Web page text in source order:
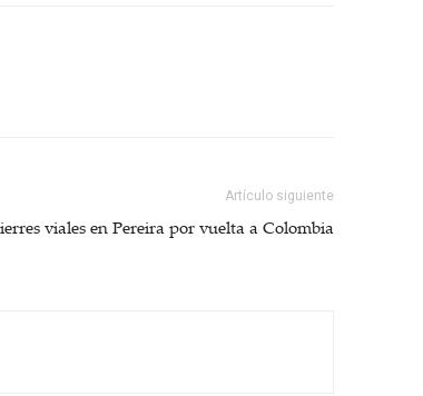
Artículo siguiente
viales en Pereira por vuelta a Colombia